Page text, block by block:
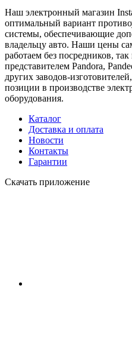
Наш электронный магазин
оптимальный вариант
системы, обеспечивающие
владельцу авто. Наши цены
работаем без посредников,
представителем Pandora,
других заводов-
позиции в производстве
оборудования.
Каталог
Доставка и оплата
Новости
Контакты
Гарантии
Скачать приложение